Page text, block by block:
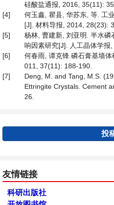
硅酸盐通报, 2016, 35(11):
[4]
何玉鑫, 瞿县, 华苏东, 等. 工
[J]. 材料导报, 2014, 28(23):
[5]
杨林, 曹建新, 刘亚明. 半水
响因素研究[J]. 人工晶体学报
[6]
何春雨, 谭克锋.磷石膏基墙
011, 37(11): 188-190.
[7]
Deng, M. and Tang, M.S.
Ettringite Crystals. Cement
26.
投
友情链接
科研出版社